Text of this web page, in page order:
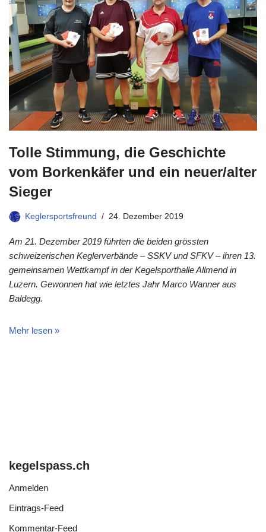
Tolle Stimmung, die Geschichte
vom Borkenkäfer und ein neuer/alter
Sieger
Keglersportsfreund 24. Dezember 2019
Am 21. Dezember 2019 führten die beiden grössten
schweizerischen Keglerverbände – SSKV und SFKV – ihren 13.
gemeinsamen Wettkampf in der Kegelsporthalle Allmend in
Luzern. Gewonnen hat wie letztes Jahr Marco Wanner aus
Baldegg.
Mehr lesen »
kegelspass.ch
Anmelden
Eintrags-Feed
Kommentar-Feed